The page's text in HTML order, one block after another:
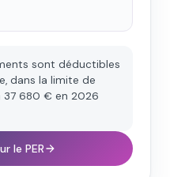
sont déductibles
dans la limite de
37 680 € en 2026
le PER